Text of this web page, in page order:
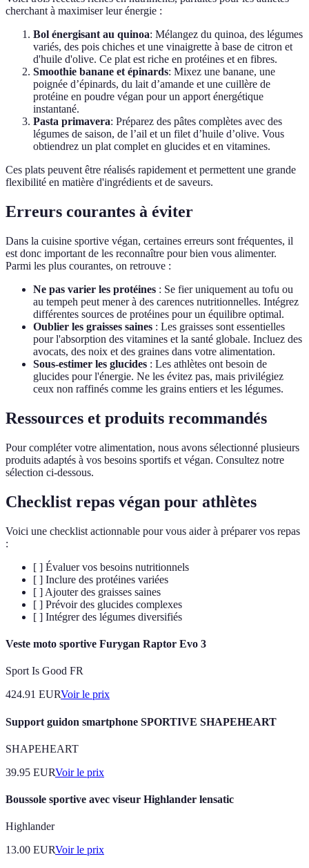
cherchant à maximiser leur énergie :
Bol énergisant au quinoa: Mélangez du quinoa, des légumes
variés, des pois chiches et une vinaigrette à base de citron et
d'huile d'olive. Ce plat est riche en protéines et en fibres.
Smoothie banane et épinards: Mixez une banane, une
poignée d’épinards, du lait d’amande et une cuillère de
protéine en poudre végan pour un apport énergétique
instantané.
Pasta primavera: Préparez des pâtes complètes avec des
légumes de saison, de l’ail et un filet d’huile d’olive. Vous
obtiendrez un plat complet en glucides et en vitamines.
Ces plats peuvent être réalisés rapidement et permettent une grande
flexibilité en matière d'ingrédients et de saveurs.
Erreurs courantes à éviter
Dans la cuisine sportive végan, certaines erreurs sont fréquentes, il
est donc important de les reconnaître pour bien vous alimenter.
Parmi les plus courantes, on retrouve :
Ne pas varier les protéines : Se fier uniquement au tofu ou
au tempeh peut mener à des carences nutritionnelles. Intégrez
différentes sources de protéines pour un équilibre optimal.
Oublier les graisses saines : Les graisses sont essentielles
pour l'absorption des vitamines et la santé globale. Incluez des
avocats, des noix et des graines dans votre alimentation.
Sous-estimer les glucides : Les athlètes ont besoin de
glucides pour l'énergie. Ne les évitez pas, mais privilégiez
ceux non raffinés comme les grains entiers et les légumes.
Ressources et produits recommandés
Pour compléter votre alimentation, nous avons sélectionné plusieurs
produits adaptés à vos besoins sportifs et végan. Consultez notre
sélection ci-dessous.
Checklist repas végan pour athlètes
Voici une checklist actionnable pour vous aider à préparer vos repas
:
[ ] Évaluer vos besoins nutritionnels
[ ] Inclure des protéines variées
[ ] Ajouter des graisses saines
[ ] Prévoir des glucides complexes
[ ] Intégrer des légumes diversifiés
Veste moto sportive Furygan Raptor Evo 3
Sport Is Good FR
424.91 EURVoir le prix
Support guidon smartphone SPORTIVE SHAPEHEART
SHAPEHEART
39.95 EURVoir le prix
Boussole sportive avec viseur Highlander lensatic
Highlander
13.00 EURVoir le prix